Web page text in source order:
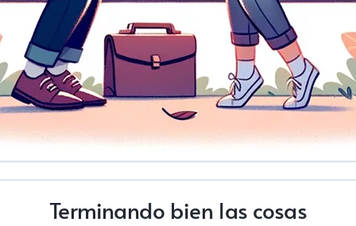
Terminando bien las cosas